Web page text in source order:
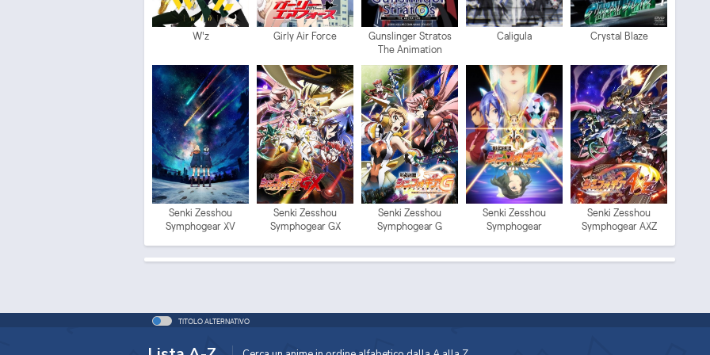
W'z Girly Air Force
Gunslinger Stratos
The Animation
Caligula Crystal Blaze
Senki Zesshou
Symphogear XV
Senki Zesshou
Symphogear GX
Senki Zesshou
Symphogear G
Senki Zesshou
Symphogear
Senki Zesshou
Symphogear AXZ
TITOLO ALTERNATIVO